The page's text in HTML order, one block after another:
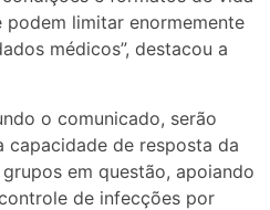
limitar enormemente
médicos”, destacou a
o comunicado, serão
capacidade de resposta da
em questão, apoiando
de infecções por